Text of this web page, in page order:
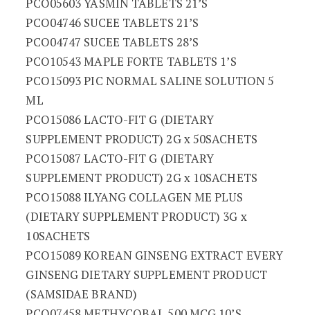
PCO04746 SUCEE TABLETS 21’S
PCO04747 SUCEE TABLETS 28’S
PCO10543 MAPLE FORTE TABLETS 1’S
PCO15093 PIC NORMAL SALINE SOLUTION 5
ML
PCO15086 LACTO-FIT G (DIETARY
SUPPLEMENT PRODUCT) 2G x 50SACHETS
PCO15087 LACTO-FIT G (DIETARY
SUPPLEMENT PRODUCT) 2G x 10SACHETS
PCO15088 ILYANG COLLAGEN ME PLUS
(DIETARY SUPPLEMENT PRODUCT) 3G x
10SACHETS
PCO15089 KOREAN GINSENG EXTRACT EVERY
GINSENG DIETARY SUPPLEMENT PRODUCT
(SAMSIDAE BRAND)